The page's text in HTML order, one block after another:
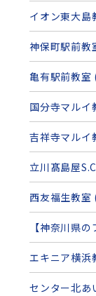
イオン東大島
神保町駅前教
亀有駅前教室
国分寺マルイ
吉祥寺マルイ
立川髙島屋
西友福生教室
【神奈川県
エキニア横浜
センター北あ